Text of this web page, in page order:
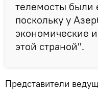
телемосты были
поскольку у
экономические
этой страной".
Представители